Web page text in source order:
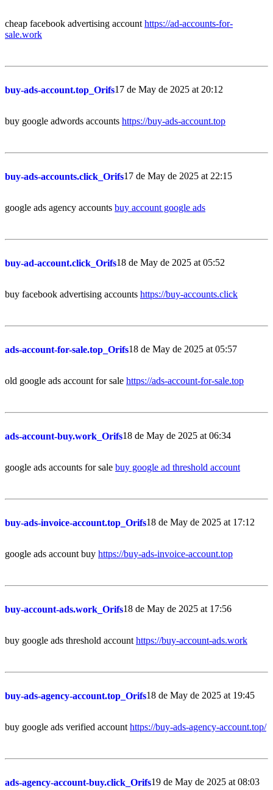
cheap facebook advertising account https://ad-accounts-for-
sale.work
buy-ads-account.top_Orifs17 de May de 2025 at 20:12
buy google adwords accounts https://buy-ads-account.top
buy-ads-accounts.click_Orifs17 de May de 2025 at 22:15
google ads agency accounts buy account google ads
buy-ad-account.click_Orifs18 de May de 2025 at 05:52
buy facebook advertising accounts https://buy-accounts.click
ads-account-for-sale.top_Orifs18 de May de 2025 at 05:57
old google ads account for sale https://ads-account-for-sale.top
ads-account-buy.work_Orifs18 de May de 2025 at 06:34
google ads accounts for sale buy google ad threshold account
buy-ads-invoice-account.top_Orifs18 de May de 2025 at 17:12
google ads account buy https://buy-ads-invoice-account.top
buy-account-ads.work_Orifs18 de May de 2025 at 17:56
buy google ads threshold account https://buy-account-ads.work
buy-ads-agency-account.top_Orifs18 de May de 2025 at 19:45
buy google ads verified account https://buy-ads-agency-account.top/
ads-agency-account-buy.click_Orifs19 de May de 2025 at 08:03